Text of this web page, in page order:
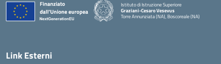
Istituto di Istruzione Superiore
Graziani-Cesaro Vesevus
Torre Annunziata (NA), Boscoreale (NA)
Link Esterni